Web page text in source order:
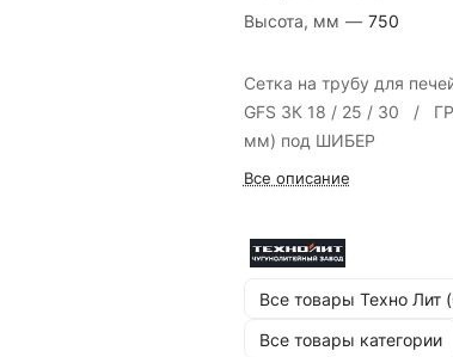
Высота, мм — 750
Сетка на трубу для
GFS ЗК 18 / 25 / 30 /
мм) под ШИБЕР
Все описание
Все товары Техно Лит
Все товары категории